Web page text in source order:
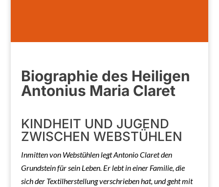
Biographie des Heiligen
Antonius Maria Claret
KINDHEIT UND JUGEND
ZWISCHEN WEBSTÜHLEN
Inmitten von Webstühlen legt Antonio Claret den
Grundstein für sein Leben. Er lebt in einer Familie, die
sich der Textilherstellung verschrieben hat, und geht mit